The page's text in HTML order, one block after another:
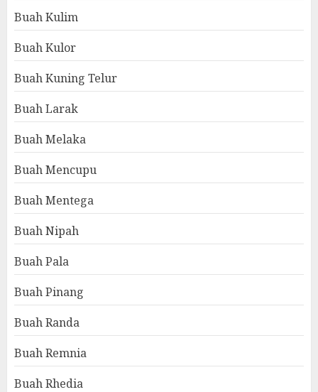
Buah Kulim
Buah Kulor
Buah Kuning Telur
Buah Larak
Buah Melaka
Buah Mencupu
Buah Mentega
Buah Nipah
Buah Pala
Buah Pinang
Buah Randa
Buah Remnia
Buah Rhedia